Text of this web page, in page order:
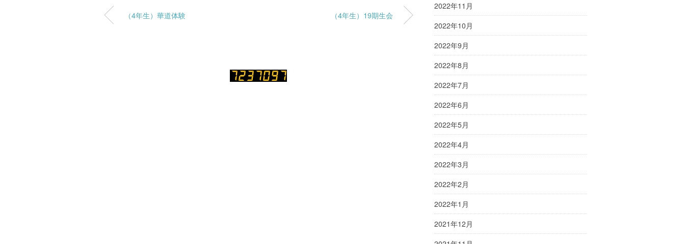
（4年生）華道体験 （4年生）19期生会
2022年11月
2022年10月
2022年9月
2022年8月
2022年7月
2022年6月
2022年5月
2022年4月
2022年3月
2022年2月
2022年1月
2021年12月